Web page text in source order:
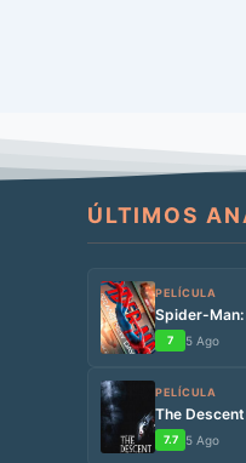
ÚLTIMOS
PELÍCULA
Spider-Man:
7 5 Ago
PELÍCULA
The Descent
7.7 5 Ago